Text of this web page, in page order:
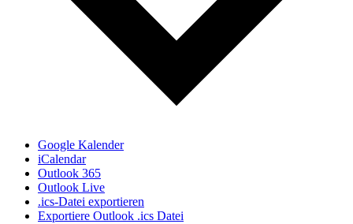
Google Kalender
iCalendar
Outlook 365
Outlook Live
.ics-Datei exportieren
Exportiere Outlook .ics Datei